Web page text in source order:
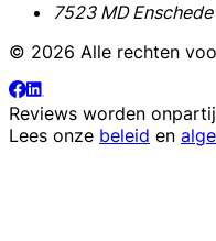
7523 MD Enschede
© 2026 Alle rechten
Reviews worden
Lees onze beleid en